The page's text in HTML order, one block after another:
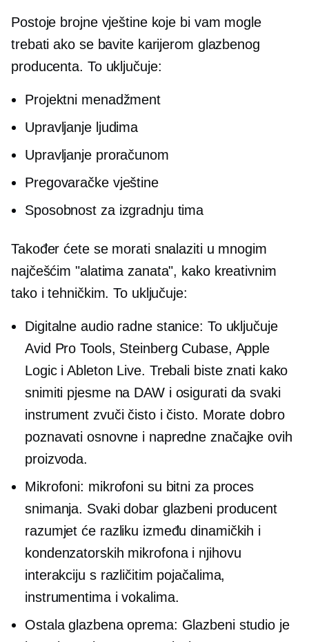
Postoje brojne vještine koje bi vam mogle
trebati ako se bavite karijerom glazbenog
producenta. To uključuje:
Projektni menadžment
Upravljanje ljudima
Upravljanje proračunom
Pregovaračke vještine
Sposobnost za izgradnju tima
Također ćete se morati snalaziti u mnogim
najčešćim "alatima zanata", kako kreativnim
tako i tehničkim. To uključuje:
Digitalne audio radne stanice: To uključuje
Avid Pro Tools, Steinberg Cubase, Apple
Logic i Ableton Live. Trebali biste znati kako
snimiti pjesme na DAW i osigurati da svaki
instrument zvuči čisto i čisto. Morate dobro
poznavati osnovne i napredne značajke ovih
proizvoda.
Mikrofoni: mikrofoni su bitni za proces
snimanja. Svaki dobar glazbeni producent
razumjet će razliku između dinamičkih i
kondenzatorskih mikrofona i njihovu
interakciju s različitim pojačalima,
instrumentima i vokalima.
Ostala glazbena oprema: Glazbeni studio je